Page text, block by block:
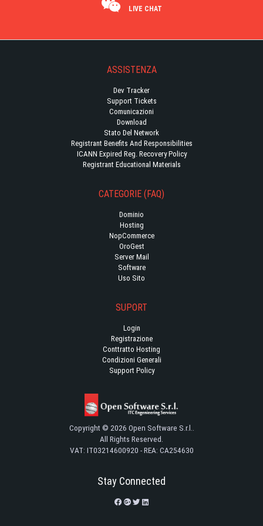
LIVE CHAT
ASSISTENZA
Dev Tracker
Support Tickets
Comunicazioni
Download
Stato Del Network
Registrant Benefits And Responsibilities
ICANN Expired Reg. Recovery Policy
Registrant Educational Materials
CATEGORIE (FAQ)
Dominio
Hosting
NopCommerce
OroGest
Server Mail
Software
Uso Sito
SUPORT
Login
Registrazione
Conttratto Hosting
Condizioni Generali
Support Policy
Copyright © 2026 Open Software S.r.l..
All Rights Reserved.
VAT: IT03214600920 - REA: CA254630
Stay Connected